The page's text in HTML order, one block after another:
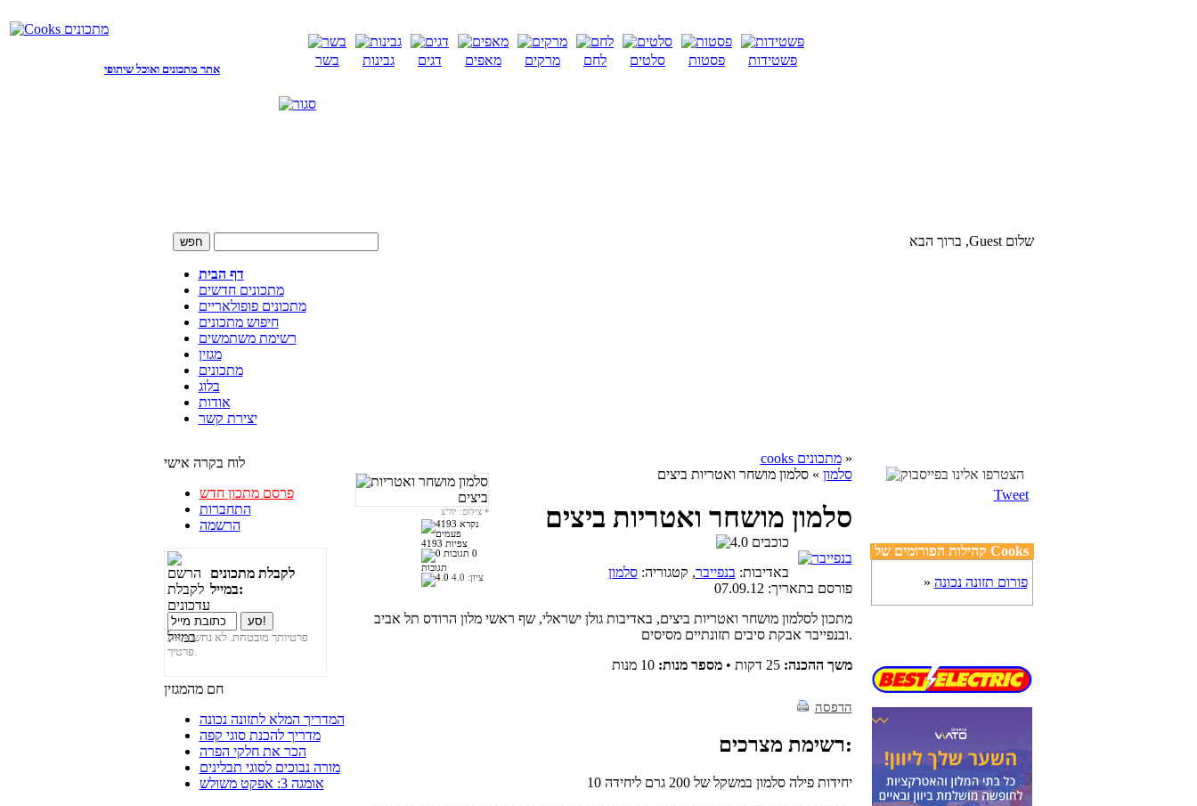
אתר מתכונים ואוכל שיתופי
בשר גבינות דגים מאפים מרקים לחם סלטים פסטות פשטידות
שלום Guest, ברוך הבא
דף הבית
מתכונים חדשים
מתכונים פופולאריים
חיפוש מתכונים
רשימת משתמשים
מגזין
מתכונים
בלוג
אודות
יצירת קשר
לוח בקרה אישי
פרסם מתכון חדש
התחברות
הרשמה
לקבלת מתכונים
במייל:
פרטיותך מובטחת. לא נחשוף את
פרטיך.
חם מהמגזין
המדריך המלא לתזונה נכונה
מדריך להכנת סוגי קפה
הכר את חלקי הפרה
מורה נבוכים לסוגי תבלינים
אומגה 3: אפקט משולש
צילום: יח"צ *
4193 צפיות
0
תגובות
ציון: 4.0
cooks מתכונים»
סלמון » סלמון מושחר ואטריות ביצים
סלמון מושחר ואטריות ביצים
באדיבות: בנפייבר, קטגוריה:סלמון
פורסם בתאריך:07.09.12
מתכון לסלמון מושחר ואטריות ביצים, באדיבות גולן ישראלי, שף ראשי מלון הרודס תל אביב
ובנפייבר אבקת סיבים תזונתיים מסיסים.
משך ההכנה: 25 דקות •מספר מנות: 10 מנות
הדפסה
רשימת מצרכים:
10 יחידות פילה סלמון במשקל של 200 גרם ליחידה
Tweet
קהילות הפורומים של Cooks
» פורום תזונה נכונה